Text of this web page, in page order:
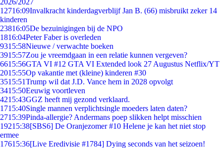
2026/2027
12716:09Invalkracht kinderdagverblijf Jan B. (66) misbruikt zeker 14
kinderen
23816:05De bezuinigingen bij de NPO
1816:04Peter Faber is overleden
9315:58Nieuwe / verwachte boeken
3915:57Zou je vreemdgaan in een relatie kunnen vergeven?
6615:56GTA VI #12 GTA VI Extended look 27 Augustus Netflix/YT
2015:55Op vakantie met (kleine) kinderen #30
3515:51Trump wil dat J.D. Vance hem in 2028 opvolgt
3415:50Eeuwig voortleven
4215:43GGZ heeft mij gezond verklaard.
1715:40Single mannen verplichtsingle moeders laten daten?
2715:39Pinda-allergie? Andermans poep slikken helpt misschien
19215:38[SBS6] De Oranjezomer #10 Helene je kan het niet stop
ermee
17615:36[Live Eredivisie #1784] Dying seconds van het seizoen!